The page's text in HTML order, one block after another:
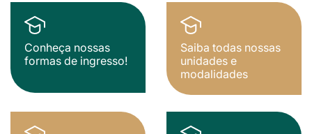
Conheça nossas
formas de ingresso!
Saiba todas nossas
unidades e
modalidades